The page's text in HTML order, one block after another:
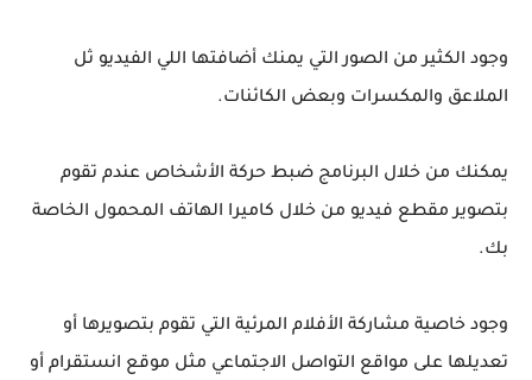
وجود الكثير من الصور التي يمنك أضافتها اللي الفيديو ثل
الملاعق والمكسرات وبعض الكائنات.
يمكنك من خلال البرنامج ضبط حركة الأشخاص عندم تقوم
بتصوير مقطع فيديو من خلال كاميرا الهاتف المحمول الخاصة
بك.
وجود خاصية مشاركة الأفلام المرئية التي تقوم بتصويرها أو
تعديلها على مواقع التواصل الاجتماعي مثل موقع انستقرام أو